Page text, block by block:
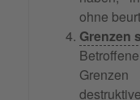
ohne
Grenzen